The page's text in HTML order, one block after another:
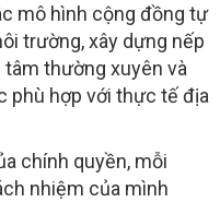
mô hình cộng đồng tự
trường, xây dựng nếp
thường xuyên và
phù hợp với thực tế địa
chính quyền, mỗi
nhiệm của mình